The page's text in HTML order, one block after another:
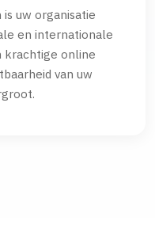
uw organisatie
en internationale
krachtige online
van uw